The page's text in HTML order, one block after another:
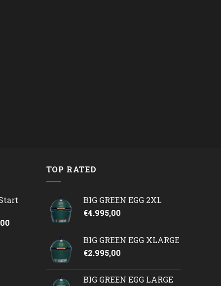
Huidige
TOP RATED
BIG GREEN EGG 2XL
€4.995,00
BIG GREEN EGG XLARGE
€2.995,00
BIG GREEN EGG LARGE